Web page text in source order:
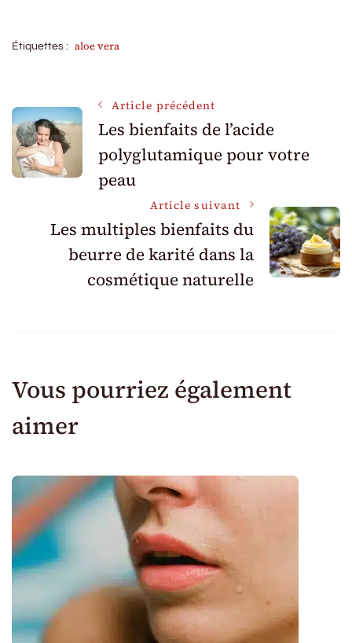
Étiquettes : aloe vera
Navigation
des
articles
Article précédent
Les bienfaits de l’acide
polyglutamique pour votre
peau
Article suivant
Les multiples bienfaits du
beurre de karité dans la
cosmétique naturelle
Vous pourriez également
aimer